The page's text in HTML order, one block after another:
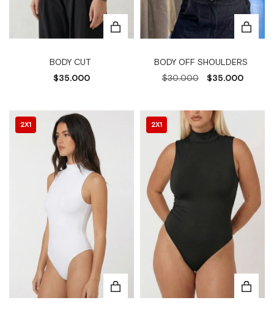
BODY CUT
$35.000
BODY OFF SHOULDERS
$30.000
$35.000
2X1 2X1